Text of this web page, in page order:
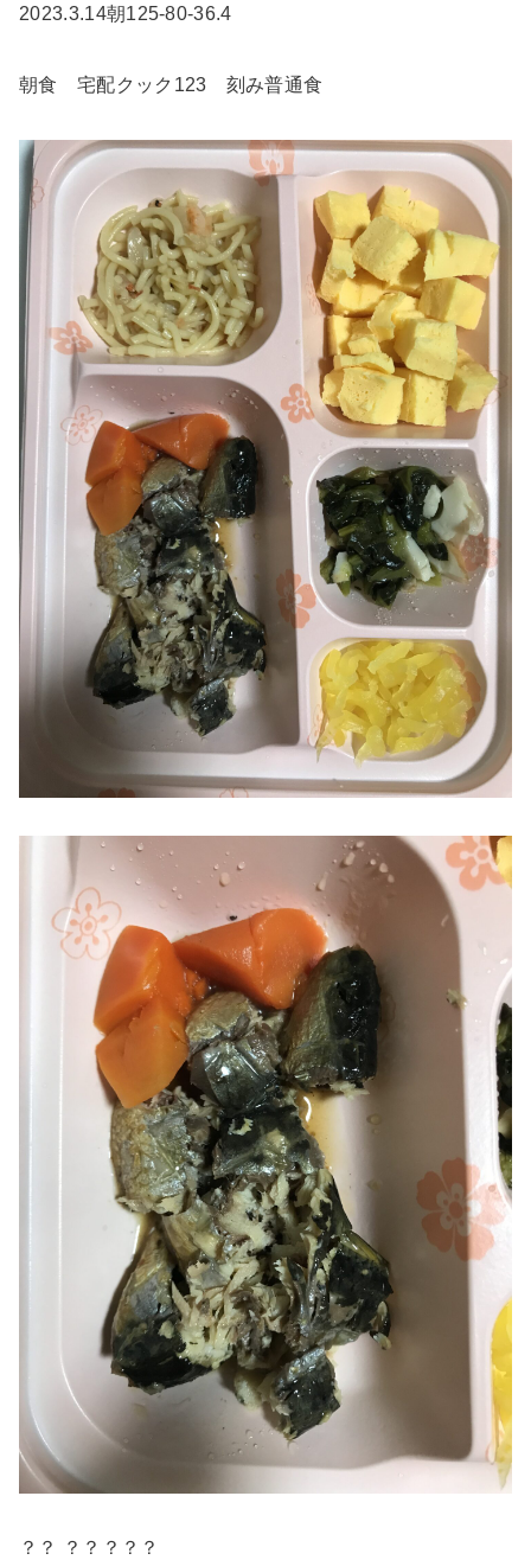
2023.3.14朝125-80-36.4
朝食 宅配クック123 刻み普通食
？？ ？？？？？